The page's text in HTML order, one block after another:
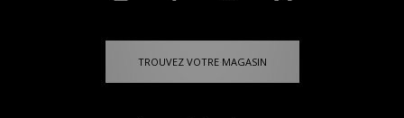
TROUVEZ VOTRE MAGASIN